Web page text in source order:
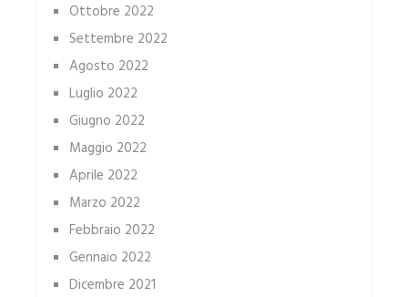
Ottobre 2022
Settembre 2022
Agosto 2022
Luglio 2022
Giugno 2022
Maggio 2022
Aprile 2022
Marzo 2022
Febbraio 2022
Gennaio 2022
Dicembre 2021